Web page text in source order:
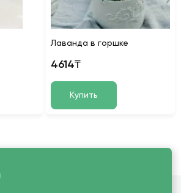
Лаванда в горшке
4614₸
Купить